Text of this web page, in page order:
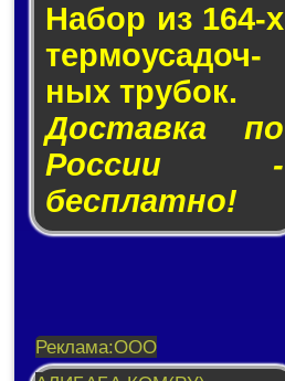
Набор из 164-х
тер­мо­у­са­доч­
ных тру­бок.
Доставка по
России -
бесплатно!